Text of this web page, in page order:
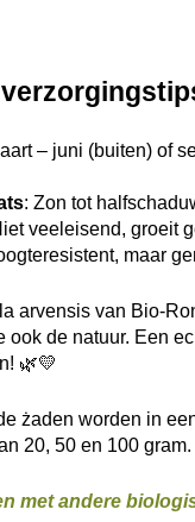
– juni (buiten) of
: Zon tot
veeleisend, groeit
maar
arvensis van Bio-
ook de natuur. Een
🌿💛
żaden worden in
20, 50 en 100 gram.
met andere